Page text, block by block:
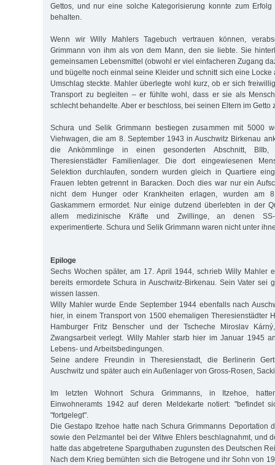
Gettos, und nur eine solche Kategorisierung konnte zum
behalten.
Wenn wir Willy Mahlers Tagebuch vertrauen können,
Grimmann von ihm als von dem Mann, den sie liebte. Sie
gemeinsamen Lebensmittel (obwohl er viel einfacheren Zugang
und bügelte noch einmal seine Kleider und schnitt sich eine Locke
Umschlag steckte. Mahler überlegte wohl kurz, ob er sich
Transport zu begleiten – er fühlte wohl, dass er sie als
schlecht behandelte. Aber er beschloss, bei seinen Eltern im Getto
Schura und Selik Grimmann bestiegen zusammen mit 5000
Viehwagen, die am 8. September 1943 in Auschwitz Birkenau
die Ankömmlinge in einen gesonderten Abschnitt,
Theresienstädter Familienlager. Die dort eingewiesenen
Selektion durchlaufen, sondern wurden gleich in Quartiere
Frauen lebten getrennt in Baracken. Doch dies war nur ein
nicht dem Hunger oder Krankheiten erlagen, wurden am
Gaskammern ermordet. Nur einige dutzend überlebten in der
allem medizinische Kräfte und Zwillinge, an denen
experimentierte. Schura und Selik Grimmann waren nicht unter
Epiloge
Sechs Wochen später, am 17. April 1944, schrieb Willy Mahler
bereits ermordete Schura in Auschwitz-Birkenau. Sein Vater sei
wissen lassen.
Willy Mahler wurde Ende September 1944 ebenfalls nach
hier, in einem Transport von 1500 ehemaligen Theresienstädter
Hamburger Fritz Benscher und der Tscheche Miroslav
Zwangsarbeit verlegt. Willy Mahler starb hier im Januar 1945
Lebens- und Arbeitsbedingungen.
Seine andere Freundin in Theresienstadt, die Berlinerin
Auschwitz und später auch ein Außenlager von Gross-Rosen,
Im letzten Wohnort Schura Grimmanns, in Itzehoe,
Einwohneramts 1942 auf deren Meldekarte notiert: "befindet
"fortgelegt".
Die Gestapo Itzehoe hatte nach Schura Grimmanns Deportation
sowie den Pelzmantel bei der Witwe Ehlers beschlagnahmt, und
hatte das abgetretene Sparguthaben zugunsten des Deutschen
Nach dem Krieg bemühten sich die Betrogene und ihr Sohn von